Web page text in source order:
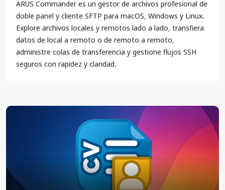
ARUS Commander es un gestor de archivos profesional de
doble panel y cliente SFTP para macOS, Windows y Linux.
Explore archivos locales y remotos lado a lado, transfiera
datos de local a remoto o de remoto a remoto,
administre colas de transferencia y gestione flujos SSH
seguros con rapidez y claridad.